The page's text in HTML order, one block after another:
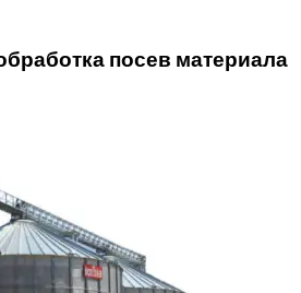
посев материала